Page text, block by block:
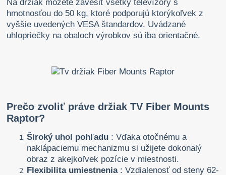
Na držiak môžete zavesiť všetky televízory s
hmotnosťou do 50 kg, ktoré podporujú ktorýkoľvek z
vyššie uvedených VESA štandardov. Uvádzané
uhlopriečky na obaloch výrobkov sú iba orientačné.
Prečo zvoliť práve držiak TV Fiber Mounts
Raptor?
Široký uhol pohľadu : Vďaka otočnému a
naklápaciemu mechanizmu si užijete dokonalý
obraz z akejkoľvek pozície v miestnosti.
Flexibilita umiestnenia: Vzdialenosť od steny 62-